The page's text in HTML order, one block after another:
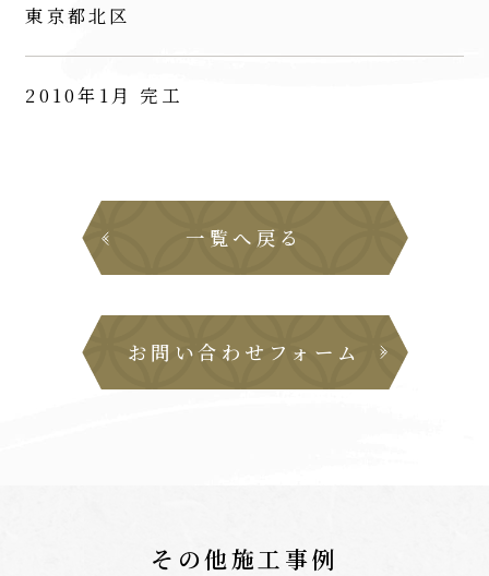
東京都北区
2010年1月 完工
一覧へ戻る
お問い合わせフォーム
その他施工事例